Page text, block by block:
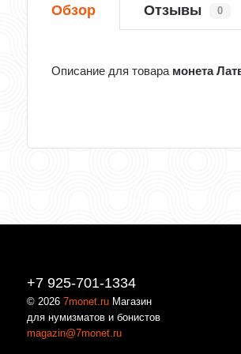
Обзор Отзывы 0
Описание для товара монета
+7 925-701-1334
© 20267monet.ru Магазин
для нумизматов и бонистов
magazin@7monet.ru